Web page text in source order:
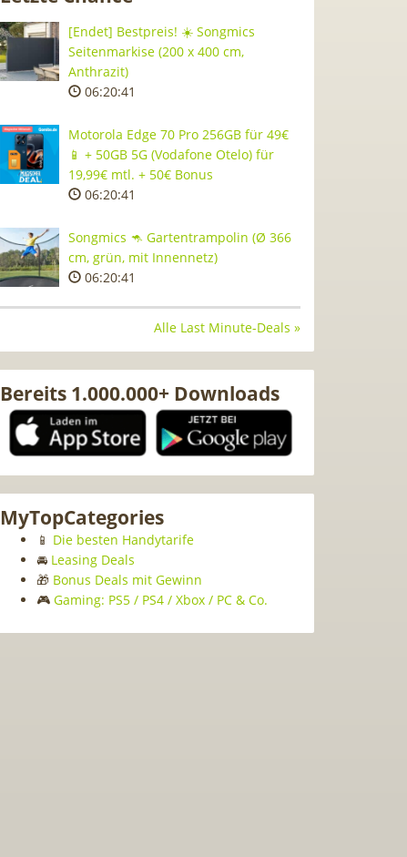
[Endet] Bestpreis! ☀️ Songmics
Seitenmarkise (200 x 400 cm,
Anthrazit)
06:20:40
Motorola Edge 70 Pro 256GB für 49€
📱 + 50GB 5G (Vodafone Otelo) für
19,99€ mtl. + 50€ Bonus
06:20:40
Songmics 🦘 Gartentrampolin (Ø 366
cm, grün, mit Innennetz)
06:20:40
Alle Last Minute-Deals »
Bereits 1.000.000+ Downloads
MyTopCategories
📱 Die besten Handytarife
🚘 Leasing Deals
🎁 Bonus Deals mit Gewinn
🎮 Gaming: PS5 / PS4 / Xbox / PC & Co.